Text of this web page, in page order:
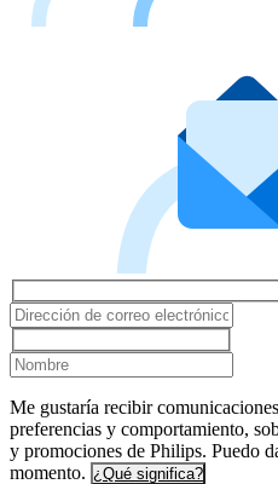
Me gustaría recibir
preferencias y comportamiento,
y promociones de Philips. Puedo
momento. ¿Qué significa?